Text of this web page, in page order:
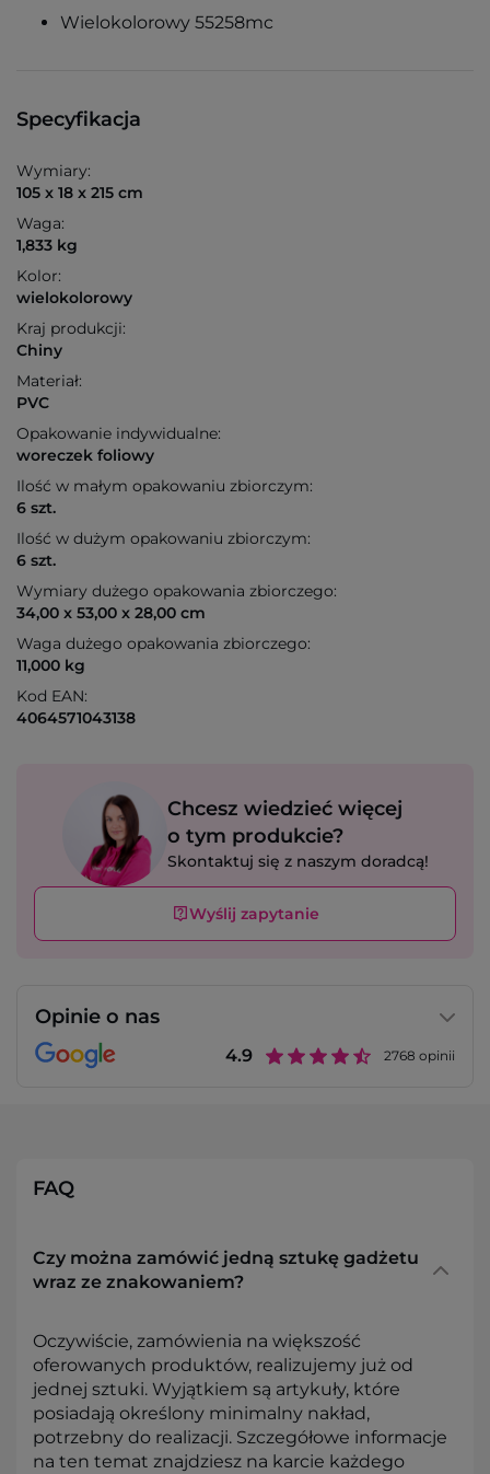
Wielokolorowy 55258mc
Specyfikacja
Wymiary:
105 x 18 x 215 cm
Waga:
1,833 kg
Kolor:
wielokolorowy
Kraj produkcji:
Chiny
Materiał:
PVC
Opakowanie indywidualne:
woreczek foliowy
Ilość w małym opakowaniu zbiorczym:
6 szt.
Ilość w dużym opakowaniu zbiorczym:
6 szt.
Wymiary dużego opakowania zbiorczego:
34,00 x 53,00 x 28,00 cm
Waga dużego opakowania zbiorczego:
11,000 kg
Kod EAN:
4064571043138
Chcesz wiedzieć więcej
o tym produkcie?
Skontaktuj się z naszym doradcą!
Wyślij zapytanie
Opinie o nas
4.9 2768 opinii
FAQ
Czy można zamówić jedną sztukę gadżetu
wraz ze znakowaniem?
Oczywiście, zamówienia na większość
oferowanych produktów, realizujemy już od
jednej sztuki. Wyjątkiem są artykuły, które
posiadają określony minimalny nakład,
potrzebny do realizacji. Szczegółowe informacje
na ten temat znajdziesz na karcie każdego